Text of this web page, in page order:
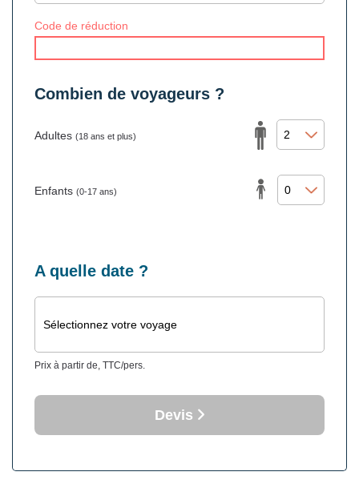
Code de réduction
Combien de voyageurs ?
Adultes (18 ans et plus)
Enfants (0-17 ans)
A quelle date ?
Sélectionnez votre voyage
Prix à partir de, TTC/pers.
Devis